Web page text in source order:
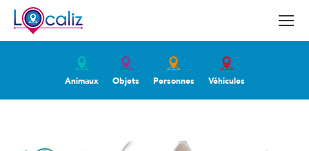
Animaux Objets Personnes Véhicules